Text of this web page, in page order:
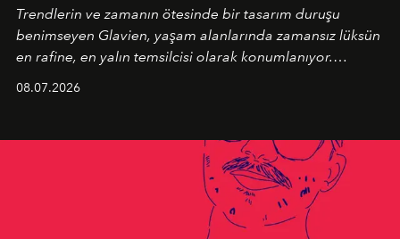
Trendlerin ve zamanın ötesinde bir tasarım duruşu
benimseyen Glavien, yaşam alanlarında zamansız lüksün
en rafine, en yalın temsilcisi olarak konumlanıyor.
08.07.2026